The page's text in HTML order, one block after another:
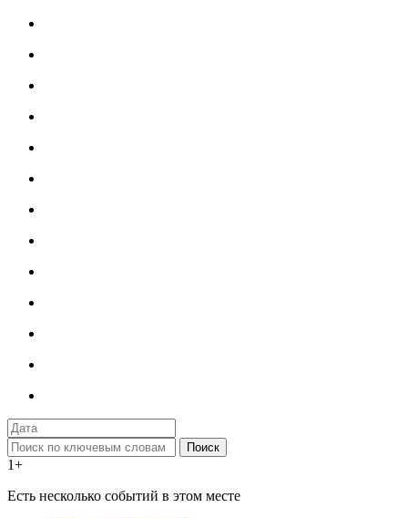
Поиск
1+
Есть несколько событий в этом месте